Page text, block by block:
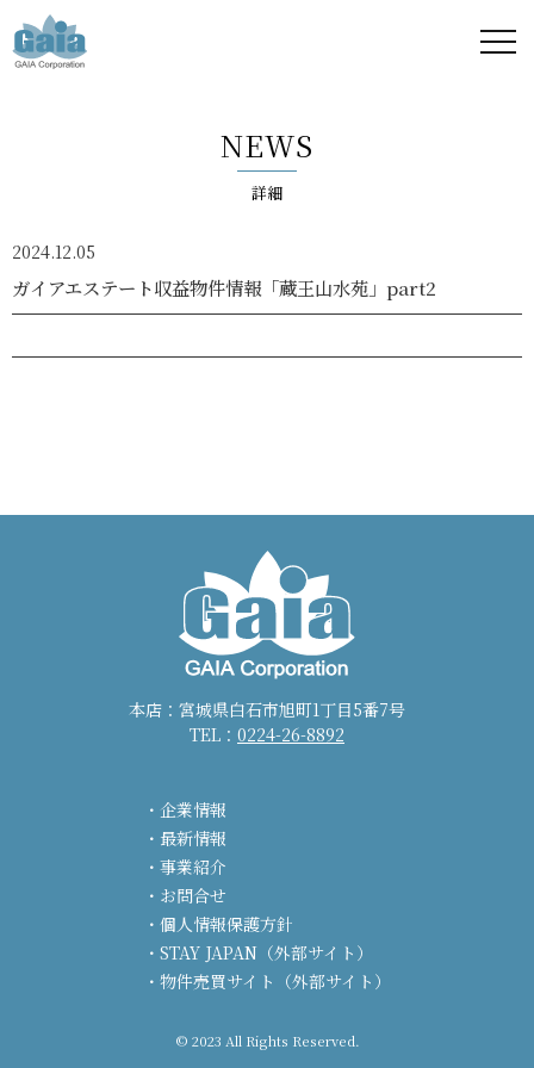
ア -
GAIA
Corporation
NEWS
詳細
2024.12.05
ガイアエステート収益物件情報「蔵王山水苑」part2
本店：宮城県白石市旭町1丁目5番7号
TEL： 0224-26-8892
企業情報
最新情報
事業紹介
お問合せ
個人情報保護方針
STAY JAPAN（外部サイト）
物件売買サイト（外部サイト）
© 2023 All Rights Reserved.